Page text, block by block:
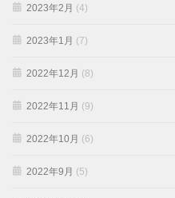
2023年2月 (4)
2023年1月 (7)
2022年12月 (8)
2022年11月 (9)
2022年10月 (6)
2022年9月 (5)